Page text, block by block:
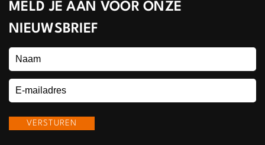
MELD JE AAN VOOR ONZE
NIEUWSBRIEF